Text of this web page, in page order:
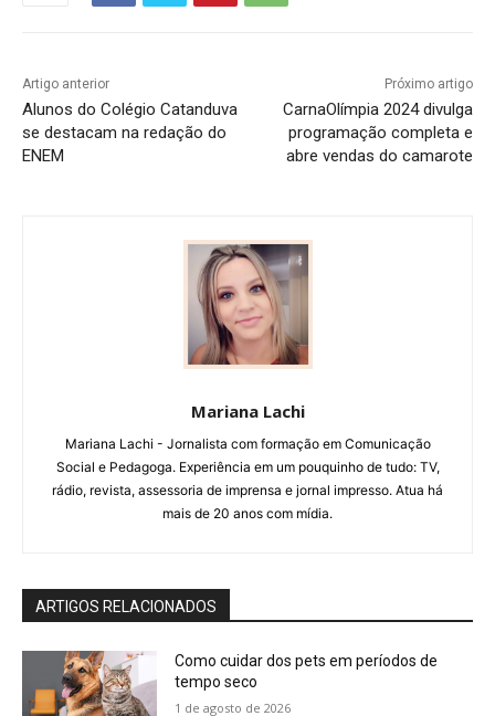
Artigo anterior
Alunos do Colégio Catanduva
se destacam na redação do
ENEM
Próximo artigo
CarnaOlímpia 2024 divulga
programação completa e
abre vendas do camarote
Mariana Lachi
Mariana Lachi - Jornalista com formação em Comunicação
Social e Pedagoga. Experiência em um pouquinho de tudo: TV,
rádio, revista, assessoria de imprensa e jornal impresso. Atua há
mais de 20 anos com mídia.
ARTIGOS RELACIONADOS
Como cuidar dos pets em períodos de
tempo seco
1 de agosto de 2026